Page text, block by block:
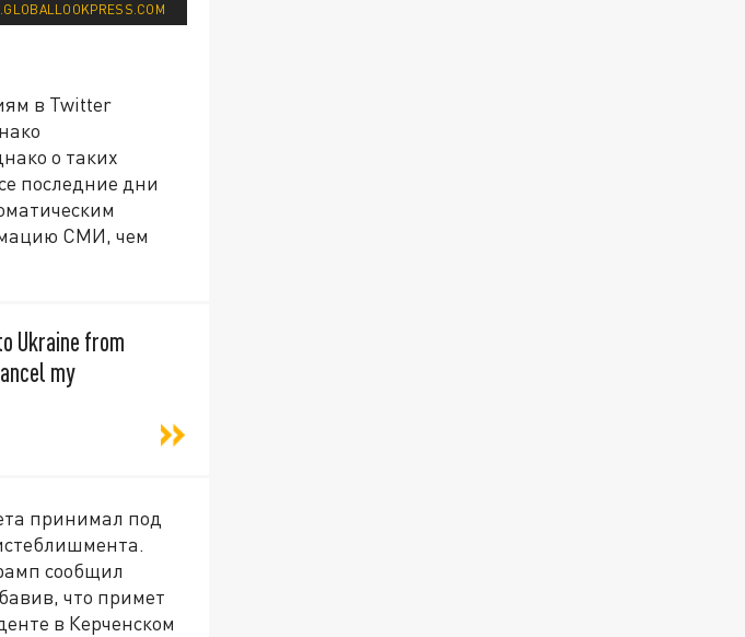
в Twitter
о таких
последние дни
СМИ, чем
Ukraine from
my
принимал под
сообщил
что примет
в Керченском